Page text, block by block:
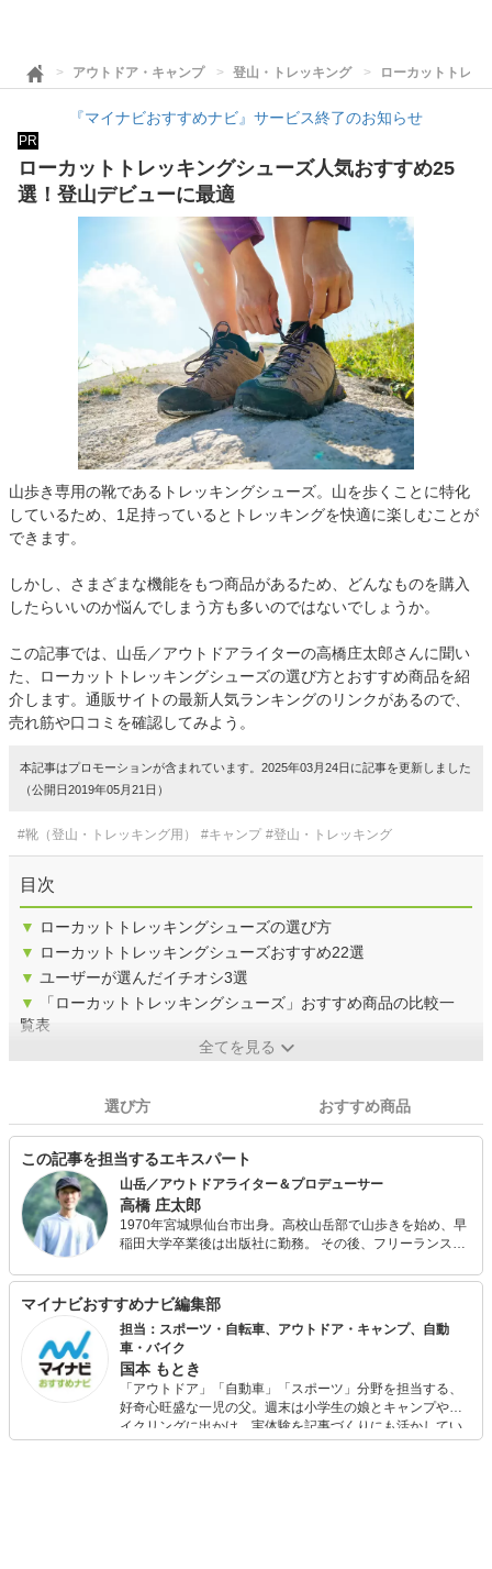
アウトドア・キャンプ 登山・トレッキング ローカットトレッ
『マイナビおすすめナビ』サービス終了のお知らせ
PR
ローカットトレッキングシューズ人気おすすめ25
選！登山デビューに最適
山歩き専用の靴であるトレッキングシューズ。山を歩くことに特化
しているため、1足持っているとトレッキングを快適に楽しむことが
できます。
しかし、さまざまな機能をもつ商品があるため、どんなものを購入
したらいいのか悩んでしまう方も多いのではないでしょうか。
この記事では、山岳／アウトドアライターの高橋庄太郎さんに聞い
た、ローカットトレッキングシューズの選び方とおすすめ商品を紹
介します。通販サイトの最新人気ランキングのリンクがあるので、
売れ筋や口コミを確認してみよう。
本記事はプロモーションが含まれています。2025年03月24日に記事を更新しました
（公開日2019年05月21日）
#靴（登山・トレッキング用） #キャンプ #登山・トレッキング
目次
▼ ローカットトレッキングシューズの選び方
▼ ローカットトレッキングシューズおすすめ22選
▼ ユーザーが選んだイチオシ3選
▼
「ローカットトレッキングシューズ」おすすめ商品の比較一
覧表
全てを見る
選び方 おすすめ商品
この記事を担当するエキスパート
山岳／アウトドアライター＆プロデューサー
高橋 庄太郎
1970年宮城県仙台市出身。高校山岳部で山歩きを始め、早
稲田大学卒業後は出版社に勤務。 その後、フリーランスの
社）、『テント泊登山の基本』（山と渓谷社）などがあ
り、近年はテレビ番組やイベントへの出演も増えている。
また、アウトドアメーカー各社とのコラボレーションを行
なう自身のブランド「SCREES」を立ち上げ、製品開発に
も取り組んでいる。
マイナビおすすめナビ編集部
担当：スポーツ・自転車、アウトドア・キャンプ、自動
車・バイク
国本 もとき
「アウトドア」「自動車」「スポーツ」分野を担当する、
好奇心旺盛な一児の父。週末は小学生の娘とキャンプやサ
イクリングに出かけ、実体験を記事づくりにも活かしてい
ます。読者の「知りたい」を分かりやすく届けることをモ